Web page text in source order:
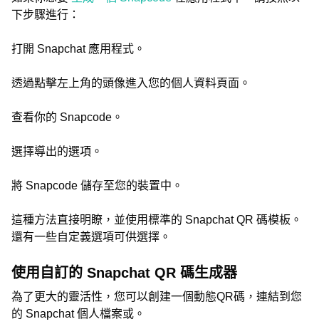
下步驟進行：
打開 Snapchat 應用程式。
透過點擊左上角的頭像進入您的個人資料頁面。
查看你的 Snapcode。
選擇導出的選項。
將 Snapcode 儲存至您的裝置中。
這種方法直接明瞭，並使用標準的 Snapchat QR 碼模板。
還有一些自定義選項可供選擇。
使用自訂的 Snapchat QR 碼生成器
為了更大的靈活性，您可以創建一個動態QR碼，連結到您
的 Snapchat 個人檔案或。